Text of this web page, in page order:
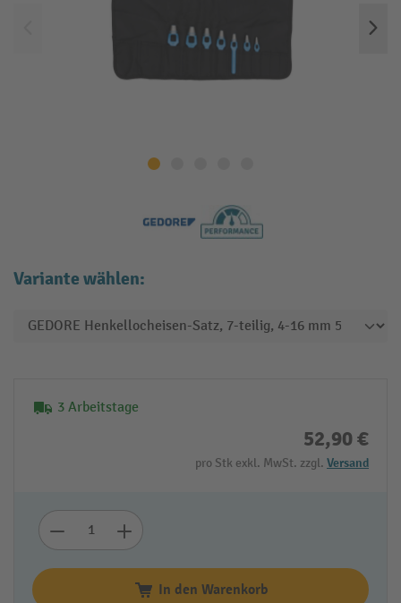
Variante wählen:
3 Arbeitstage
52,90 €
pro Stk exkl. MwSt. zzgl. Versand
In den Warenkorb